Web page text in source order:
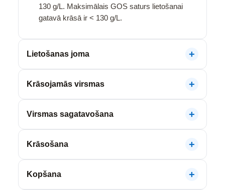
130 g/L. Maksimālais GOS saturs lietošanai
gatavā krāsā ir < 130 g/L.
Lietošanas joma
Krāsojamās virsmas
Virsmas sagatavošana
Krāsošana
Kopšana